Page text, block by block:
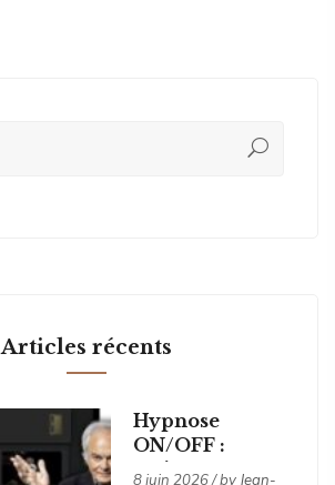
Articles récents
Hypnose
ON/OFF :
activer ses
8 juin 2026 / by Jean-